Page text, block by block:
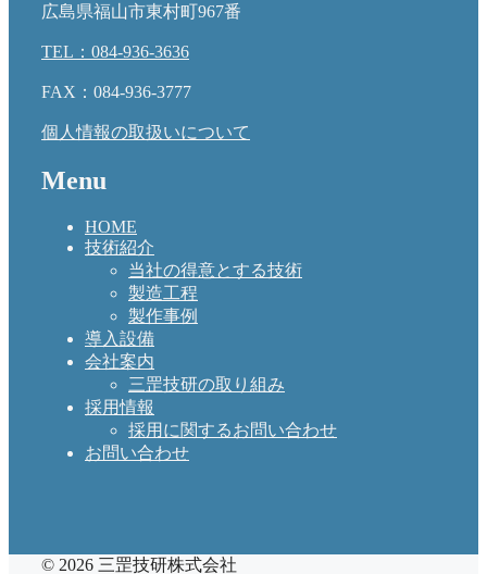
広島県福山市東村町967番
TEL：084-936-3636
FAX：084-936-3777
個人情報の取扱いについて
Menu
HOME
技術紹介
当社の得意とする技術
製造工程
製作事例
導入設備
会社案内
三罡技研の取り組み
採用情報
採用に関するお問い合わせ
お問い合わせ
© 2026 三罡技研株式会社